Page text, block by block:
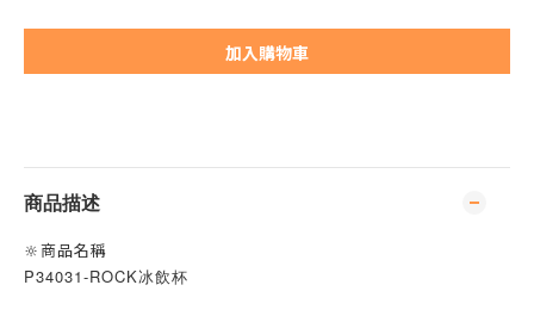
加入購物車
商品描述
🔆商品名稱
P34031-ROCK冰飲杯